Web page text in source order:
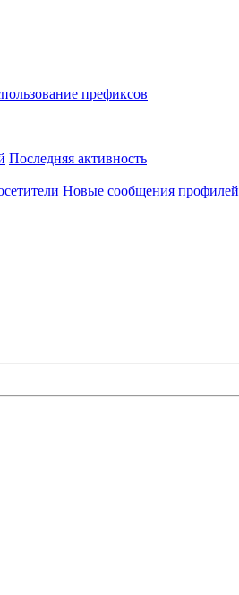
префиксов
Последняя активность
Новые сообщения профилей